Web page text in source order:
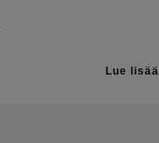
Lue lisää